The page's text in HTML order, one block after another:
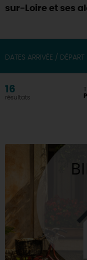
sur-Loire et ses
DATES ARRIVÉE / DÉPART
16
résultats